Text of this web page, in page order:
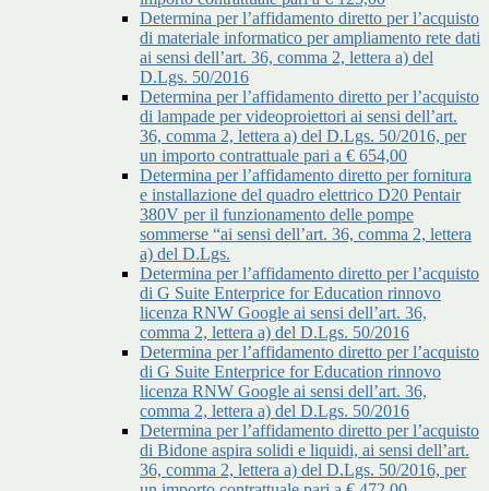
Determina per l’affidamento diretto per l’acquisto
di materiale informatico per ampliamento rete dati
ai sensi dell’art. 36, comma 2, lettera a) del
D.Lgs. 50/2016
Determina per l’affidamento diretto per l’acquisto
di lampade per videoproiettori ai sensi dell’art.
36, comma 2, lettera a) del D.Lgs. 50/2016, per
un importo contrattuale pari a € 654,00
Determina per l’affidamento diretto per fornitura
e installazione del quadro elettrico D20 Pentair
380V per il funzionamento delle pompe
sommerse “ai sensi dell’art. 36, comma 2, lettera
a) del D.Lgs.
Determina per l’affidamento diretto per l’acquisto
di G Suite Enterprice for Education rinnovo
licenza RNW Google ai sensi dell’art. 36,
comma 2, lettera a) del D.Lgs. 50/2016
Determina per l’affidamento diretto per l’acquisto
di G Suite Enterprice for Education rinnovo
licenza RNW Google ai sensi dell’art. 36,
comma 2, lettera a) del D.Lgs. 50/2016
Determina per l’affidamento diretto per l’acquisto
di Bidone aspira solidi e liquidi, ai sensi dell’art.
36, comma 2, lettera a) del D.Lgs. 50/2016, per